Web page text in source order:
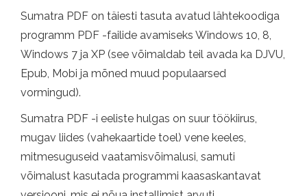
Sumatra PDF on täiesti tasuta avatud lähtekoodiga
programm PDF -failide avamiseks Windows 10, 8,
Windows 7 ja XP (see võimaldab teil avada ka DJVU,
Epub, Mobi ja mõned muud populaarsed
vormingud).
Sumatra PDF -i eeliste hulgas on suur töökiirus,
mugav liides (vahekaartide toel) vene keeles,
mitmesuguseid vaatamisvõimalusi, samuti
võimalust kasutada programmi kaasaskantavat